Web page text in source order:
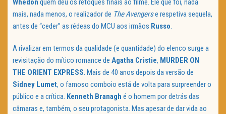
Whedon quem deu os retoques finais ao filme. Ele que foi, nada
mais, nada menos, o realizador de The Avengerse respetiva sequela,
antes de “ceder” as rédeas do MCU aos irmãos Russo.
A rivalizar em termos da qualidade (e quantidade) do elenco surge a
revisitação do mítico romance de Agatha Cristie, MURDER ON
THE ORIENT EXPRESS. Mais de 40 anos depois da versão de
Sidney Lumet, o famoso comboio está de volta para surpreender o
público e a crítica. Kenneth Branagh é o homem por detrás das
câmaras e, também, o seu protagonista. Mas apesar de dar vida ao